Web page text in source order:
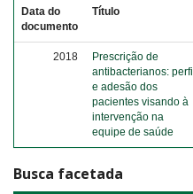
Data do
documento
Título
2018
Prescrição de
antibacterianos: perfil
e adesão dos
pacientes visando à
intervenção na
equipe de saúde
Busca facetada